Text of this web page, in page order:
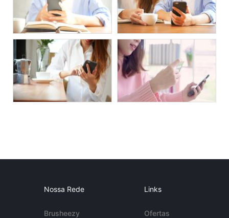
Nossa Rede
Brusheezy
Links
Ofertas